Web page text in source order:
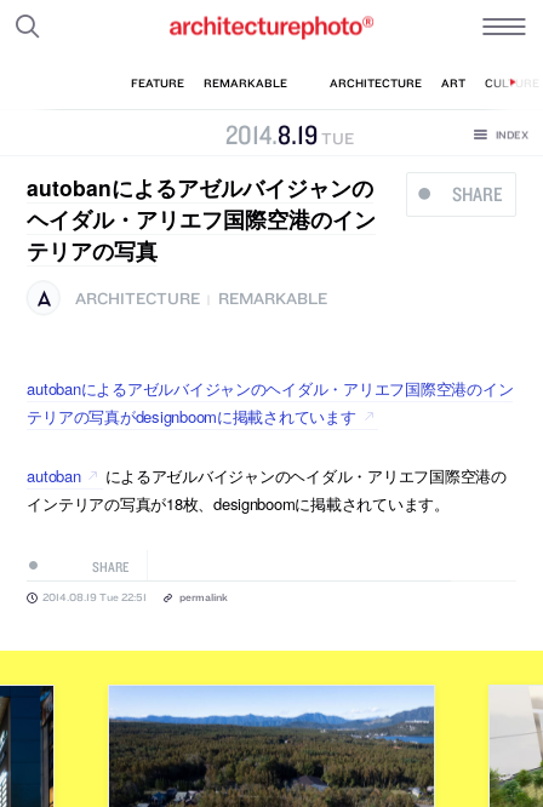
2014.8.19TUE
SHARE
autobanによるアゼルバイジャンの
ヘイダル・アリエフ国際空港のイン
テリアの写真
ARCHITECTURE REMARKABLE
autobanによるアゼルバイジャンのヘイダル・アリエフ国際空港のイン
テリアの写真がdesignboomに掲載されています
autoban
によるアゼルバイジャンのヘイダル・アリエフ国際空港の
インテリアの写真が18枚、designboomに掲載されています。
SHARE
2014.08.19 Tue 22:51 permalink